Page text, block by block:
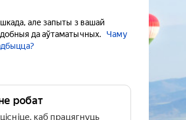
але запыты з вашай
да аўтаматычных.
Чаму
робат
каб працягнуць